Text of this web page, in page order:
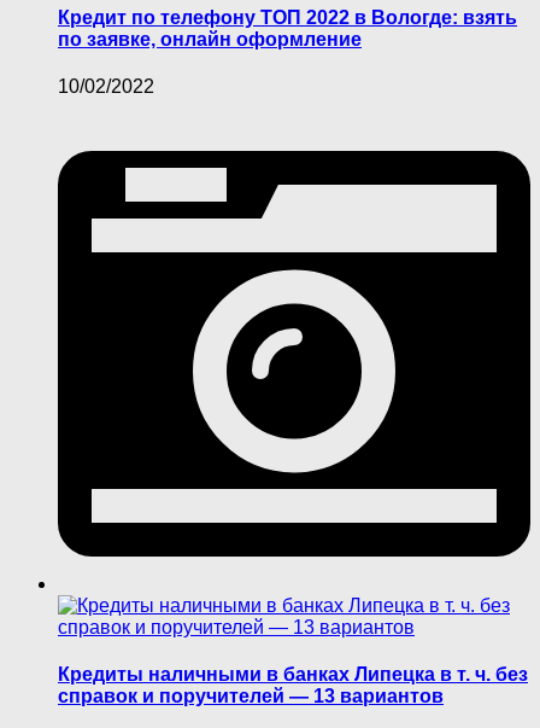
Кредит по телефону ТОП 2022 в Вологде: взять
по заявке, онлайн оформление
10/02/2022
Кредиты наличными в банках Липецка в т. ч. без
справок и поручителей — 13 вариантов